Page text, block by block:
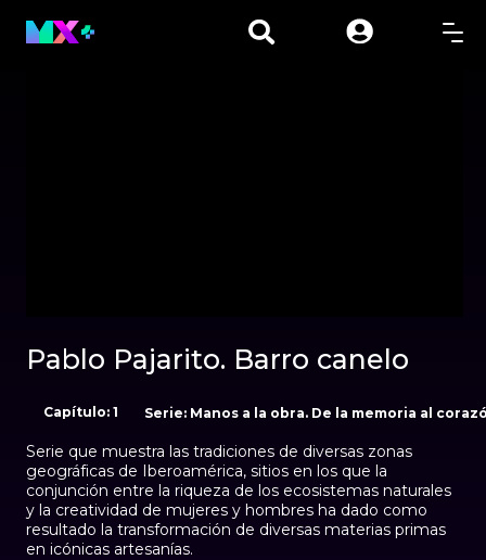
Pablo Pajarito. Barro canelo
Capítulo: 1 Serie: Manos a la obra. De la memoria al
Serie que muestra las tradiciones de diversas zonas
geográficas de Iberoamérica, sitios en los que la
conjunción entre la riqueza de los ecosistemas naturales
y la creatividad de mujeres y hombres ha dado como
resultado la transformación de diversas materias primas
en icónicas artesanías.